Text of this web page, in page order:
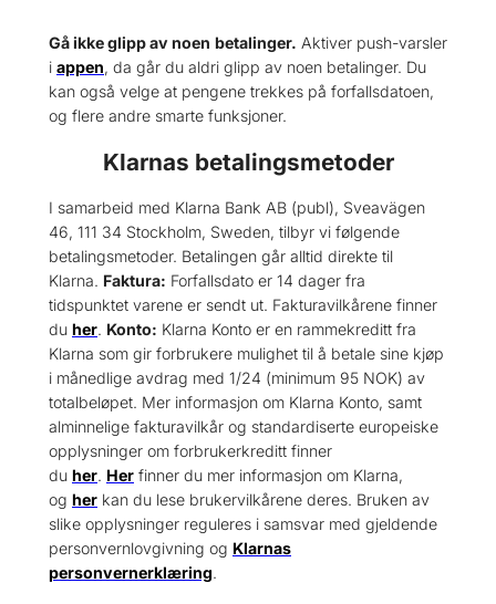
Gå ikke glipp av noen betalinger. Aktiver push-varsler
i appen, da går du aldri glipp av noen betalinger. Du
kan også velge at pengene trekkes på forfallsdatoen,
og flere andre smarte funksjoner.
Klarnas betalingsmetoder
I samarbeid med Klarna Bank AB (publ), Sveavägen
46, 111 34 Stockholm, Sweden, tilbyr vi følgende
betalingsmetoder. Betalingen går alltid direkte til
Klarna. Faktura: Forfallsdato er 14 dager fra
tidspunktet varene er sendt ut. Fakturavilkårene finner
du her. Konto: Klarna Konto er en rammekreditt fra
Klarna som gir forbrukere mulighet til å betale sine kjøp
i månedlige avdrag med 1/24 (minimum 95 NOK) av
totalbeløpet. Mer informasjon om Klarna Konto, samt
alminnelige fakturavilkår og standardiserte europeiske
opplysninger om forbrukerkreditt finner
du her. Her finner du mer informasjon om Klarna,
og her kan du lese brukervilkårene deres. Bruken av
slike opplysninger reguleres i samsvar med gjeldende
personvernlovgivning og Klarnas
personvernerklæring.